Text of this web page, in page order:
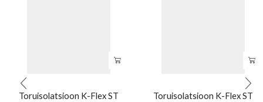
Toruisolatsioon K-Flex ST
Toruisolatsioon K-Flex ST